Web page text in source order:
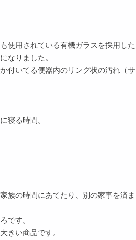
使用されている有機ガラスを採用した
なりました。
付いてる便器内のリング状の汚れ（サ
寝る時間。
族の時間にあてたり、別の家事を済ま
です。
きい商品です。